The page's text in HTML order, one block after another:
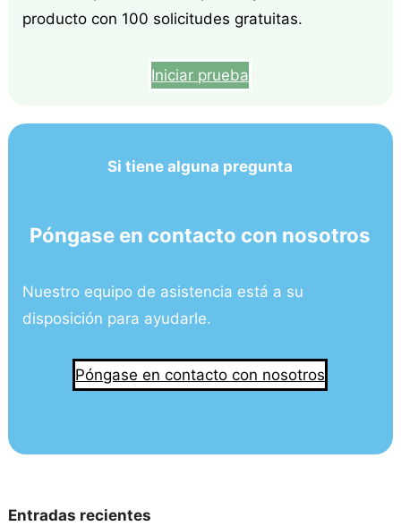
producto con 100 solicitudes gratuitas.
Iniciar prueba
Si tiene alguna pregunta
Póngase en contacto con nosotros
Nuestro equipo de asistencia está a su
disposición para ayudarle.
Póngase en contacto con nosotros
Entradas recientes